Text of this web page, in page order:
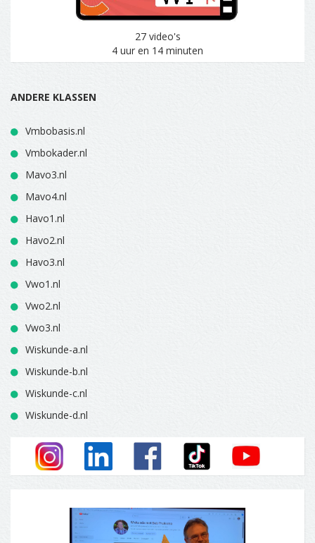
27 video's
4 uur en 14 minuten
ANDERE KLASSEN
Vmbobasis.nl
Vmbokader.nl
Mavo3.nl
Mavo4.nl
Havo1.nl
Havo2.nl
Havo3.nl
Vwo1.nl
Vwo2.nl
Vwo3.nl
Wiskunde-a.nl
Wiskunde-b.nl
Wiskunde-c.nl
Wiskunde-d.nl